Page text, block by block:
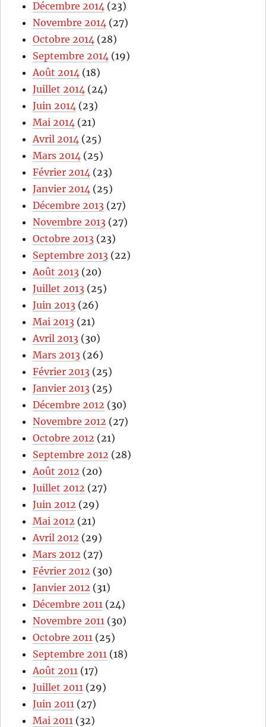
Décembre 2014 (23)
Novembre 2014 (27)
Octobre 2014 (28)
Septembre 2014 (19)
Août 2014 (18)
Juillet 2014 (24)
Juin 2014 (23)
Mai 2014 (21)
Avril 2014 (25)
Mars 2014 (25)
Février 2014 (23)
Janvier 2014 (25)
Décembre 2013 (27)
Novembre 2013 (27)
Octobre 2013 (23)
Septembre 2013 (22)
Août 2013 (20)
Juillet 2013 (25)
Juin 2013 (26)
Mai 2013 (21)
Avril 2013 (30)
Mars 2013 (26)
Février 2013 (25)
Janvier 2013 (25)
Décembre 2012 (30)
Novembre 2012 (27)
Octobre 2012 (21)
Septembre 2012 (28)
Août 2012 (20)
Juillet 2012 (27)
Juin 2012 (29)
Mai 2012 (21)
Avril 2012 (29)
Mars 2012 (27)
Février 2012 (30)
Janvier 2012 (31)
Décembre 2011 (24)
Novembre 2011 (30)
Octobre 2011 (25)
Septembre 2011 (18)
Août 2011 (17)
Juillet 2011 (29)
Juin 2011 (27)
Mai 2011 (32)